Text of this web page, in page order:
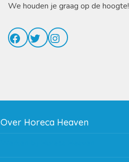
We houden je graag op de hoogte!
Facebook
TwitterInstagram
Over Horeca Heaven